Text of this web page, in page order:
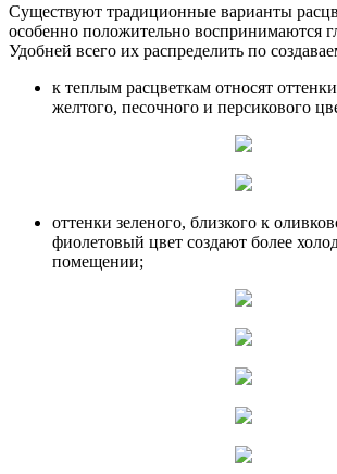
Существуют традиционные варианты
особенно положительно воспринимаются
Удобней всего их распределить по
к теплым расцветкам относят
желтого, песочного и персикового
оттенки зеленого, близкого к
фиолетовый цвет создают более
помещении;